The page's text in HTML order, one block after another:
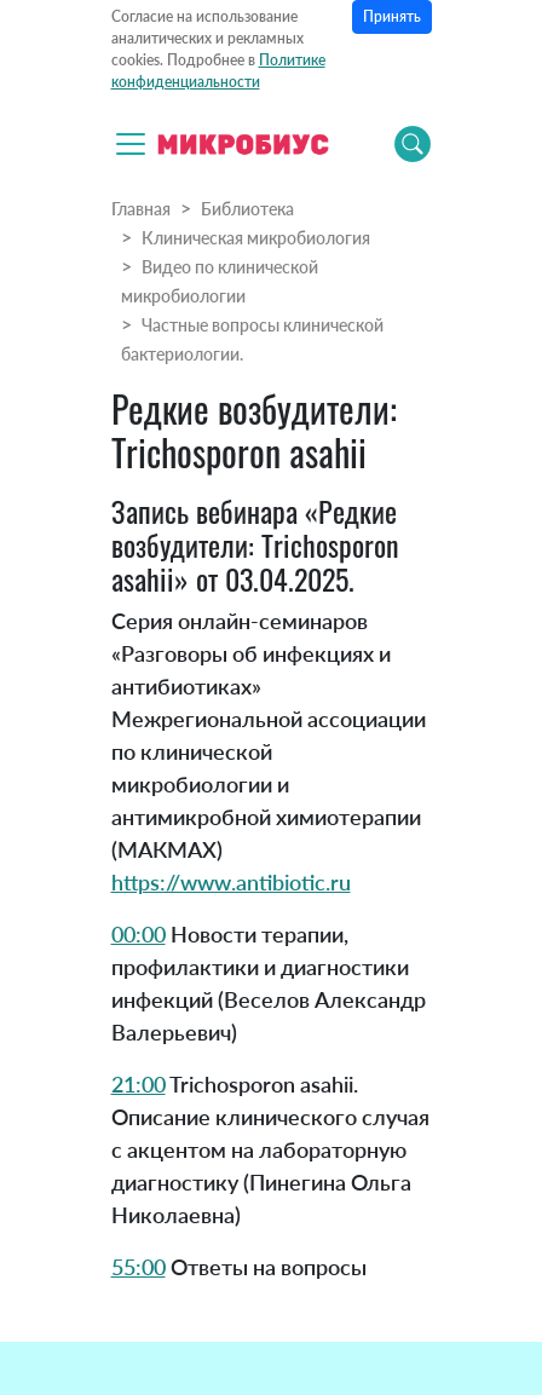
Согласие на использование
аналитических и рекламных
cookies. Подробнее в Политике
конфиденциальности
Принять
Главная
Библиотека
Клиническая микробиология
Видео по клинической
микробиологии
Частные вопросы клинической
бактериологии.
Редкие возбудители:
Trichosporon asahii
Запись вебинара «Редкие
возбудители: Trichosporon
asahii» от 03.04.2025.
Серия онлайн-семинаров
«Разговоры об инфекциях и
антибиотиках»
Межрегиональной ассоциации
по клинической
микробиологии и
антимикробной химиотерапии
(МАКМАХ)
https://www.antibiotic.ru
00:00Новости терапии,
профилактики и диагностики
инфекций (Веселов Александр
Валерьевич)
21:00Trichosporon asahii.
Описание клинического случая
с акцентом на лабораторную
диагностику (Пинегина Ольга
Николаевна)
55:00Ответы на вопросы